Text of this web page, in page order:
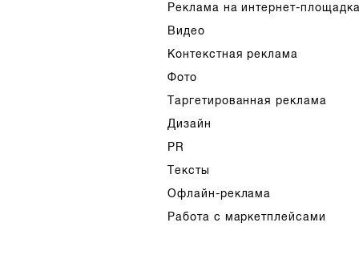
Реклама на интернет-
Видео
Контекстная реклама
Фото
Таргетированная реклама
Дизайн
PR
Тексты
Офлайн-реклама
Работа с маркетплейсами